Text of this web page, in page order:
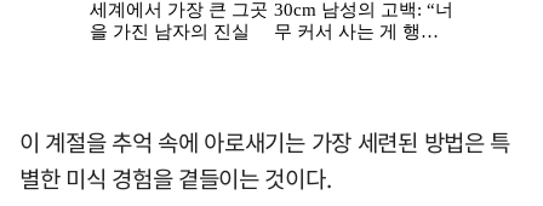
이 계절을 추억 속에 아로새기는 가장 세련된 방법은 특
별한 미식 경험을 곁들이는 것이다.